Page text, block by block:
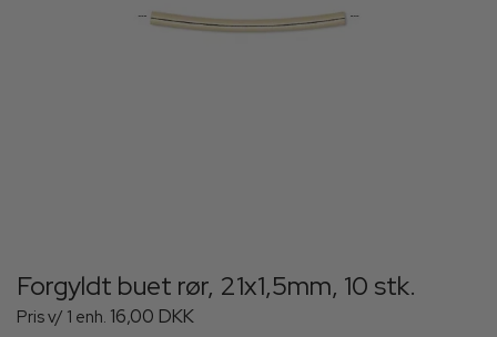
Forgyldt buet rør, 21x1,5mm, 10 stk.
Pris v/ 1 enh. 16,00 DKK